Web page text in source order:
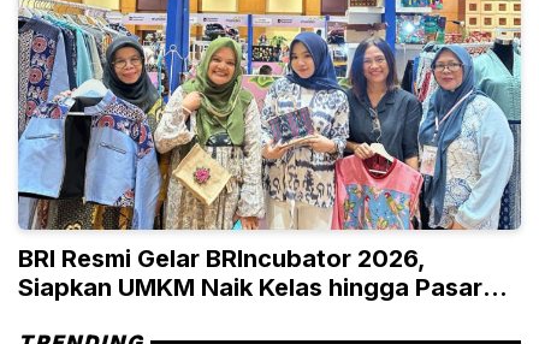
BRI Resmi Gelar BRIncubator 2026,
Siapkan UMKM Naik Kelas hingga Pasar